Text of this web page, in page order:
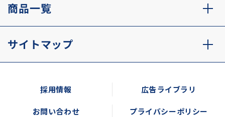
商品一覧
サイトマップ
採用情報 広告ライブラリ
お問い合わせ プライバシーポリシー